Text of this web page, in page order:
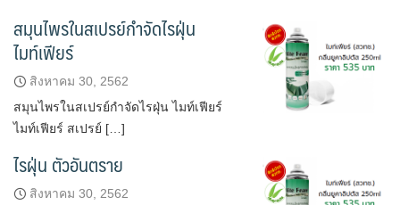
สมุนไพรในสเปรย์กำจัดไรฝุ่น
ไมท์เฟียร์
สิงหาคม 30, 2562
สมุนไพรในสเปรย์กำจัดไรฝุ่น ไมท์เฟียร์
ไมท์เฟียร์ สเปรย์ […]
ไรฝุ่น ตัวอันตราย
สิงหาคม 30, 2562